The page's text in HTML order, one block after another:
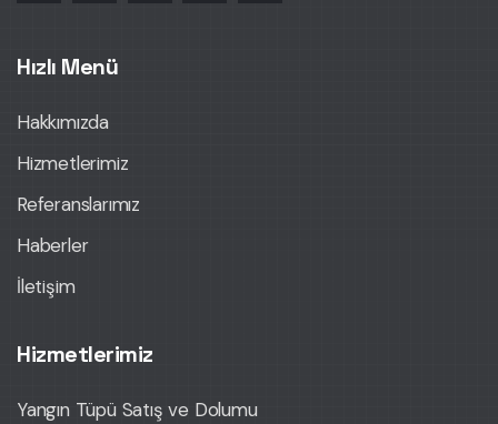
Hızlı Menü
Hakkımızda
Hizmetlerimiz
Referanslarımız
Haberler
İletişim
Hizmetlerimiz
Yangın Tüpü Satış ve Dolumu